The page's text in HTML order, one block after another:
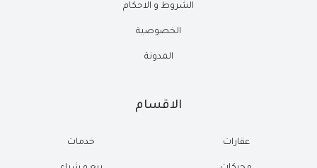
الشروط و الاحكام
الخصوصية
المدونة
الاقسام
عقارات خدمات